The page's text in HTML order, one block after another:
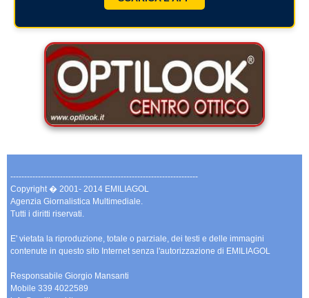
--------------------------------------------------------------------
Copyright � 2001- 2014 EMILIAGOL
Agenzia Giornalistica Multimediale.
Tutti i diritti riservati.
E' vietata la riproduzione, totale o parziale, dei testi e delle immagini
contenute in questo sito Internet senza l'autorizzazione di EMILIAGOL
Responsabile Giorgio Mansanti
Mobile 339 4022589